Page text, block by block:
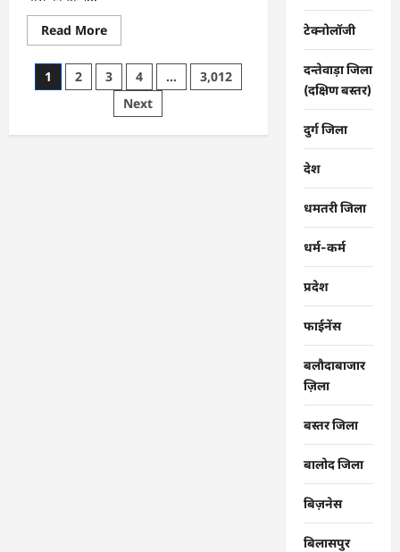
Read MoreRead
more
मोहला
:
राष्ट्रीय
कृमि
मुक्ति
Posts
1 2 3 4 …
3,012
Next
टेक्नोलॉजी
दन्तेवाड़ा जिला
(दक्षिण बस्तर)
दुर्ग जिला
देश
धमतरी जिला
धर्म-कर्म
प्रदेश
फाईनेंस
बलौदाबाजार
ज़िला
बस्तर जिला
बालोद जिला
बिज़नेस
बिलासपुर